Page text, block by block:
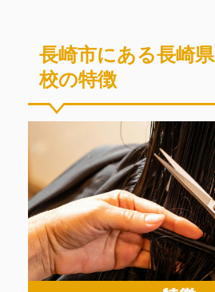
長崎市にある長崎
校の特徴